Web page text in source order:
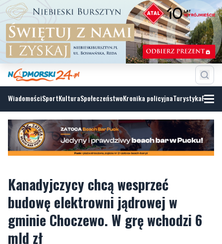
WiadomościSportKulturaSpołeczeństwoKronika policyjnaTurystyka
Kanadyjczycy chcą wesprzeć
budowę elektrowni jądrowej w
gminie Choczewo. W grę wchodzi 6
mld zł